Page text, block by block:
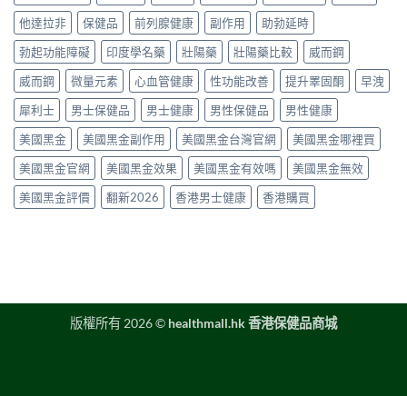
正
貨
購
買
指
南〉
中
整
指
南〉
中
延
時
噴
霧
購
指
南〉
中
物
比
較
2026：
服
藥、
噴
劑、
雙
效
片
點
他達拉非
保健品 前列腺健康 副作用
助勃延時
勃起功能障礙
印度學名藥 壯陽藥 壯陽藥比較
威而鋼
威而鋼
微量元素 心血管健康 性功能改善 提升睪固酮
早洩
犀利士
男士保健品 男士健康 男性保健品
男性健康
美國黑金
美國黑金副作用 美國黑金台灣官網
美國黑金哪裡買
美國黑金官網
美國黑金效果 美國黑金有效嗎
美國黑金無效
美國黑金評價
翻新2026 香港男士健康 香港購買
版權所有 2026 © healthmall.hk 香港保健品商城